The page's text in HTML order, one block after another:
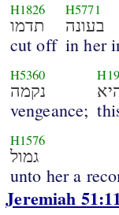
H1826
תדמו
cut off
H5771
בעונה
in her
H5360
נקמה
vengeance;
H1576
גמול
unto her a
Jeremiah